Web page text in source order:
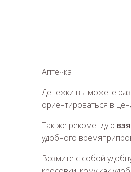
Аптечка
Денежки вы можете
ориентироваться в
Так-же рекомендую
удобного
Возмите с собой